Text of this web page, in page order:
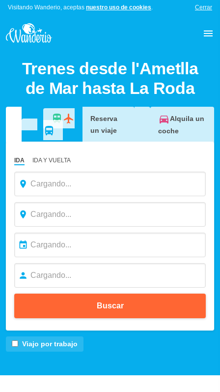
Visitando Wanderio, aceptas nuestro uso de cookies. Cerrar
Trenes desde l'Ametlla
de Mar hasta La Roda
Reserva
un viaje
Alquila un
coche
IDA IDA Y VUELTA
Buscar
Viajo por trabajo